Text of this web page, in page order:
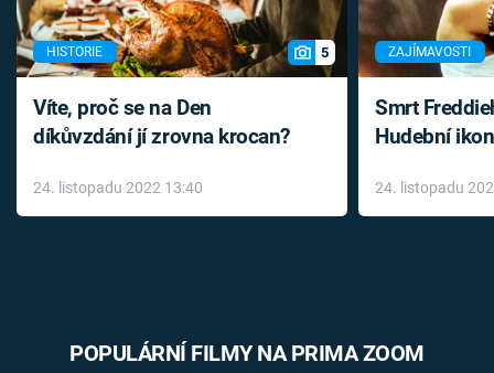
HISTORIE 5
Víte, proč se na Den
díkůvzdání jí zrovna krocan?
24. listopadu 2022 13:40
ZAJÍMAVOSTI
Smrt
Hudební
léky
24. listopadu
POPULÁRNÍ FILMY NA PRIMA ZOOM